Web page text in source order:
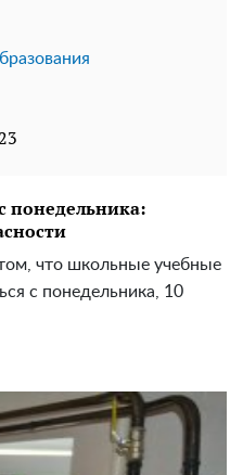
понедельника:
что школьные учебные
с понедельника, 10